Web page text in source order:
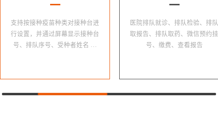
支持按接种疫苗种类对接种台进
行设置，并通过屏幕显示接种台
号、排队序号、受种者姓名 …
医院排队就诊、排队检验、排队
取报告、排队取药、微信预约挂
号、缴费、查看报告